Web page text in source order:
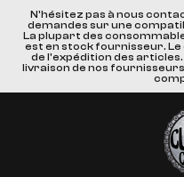
N'hésitez pas à nous
demandes sur une
La plupart des
est en stock fournisseur.
de l'expédition des
livraison de nos